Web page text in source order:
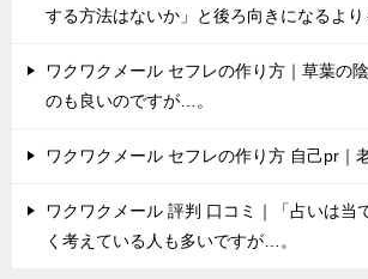
する方法はないか」と後ろ向きになるより
ワクワクメール セフレの作り方｜草葉の
のも良いのですが…。
ワクワクメール セフレの作り方 自己pr｜
ワクワクメール 評判 口コミ｜「占いは当
く考えている人も多いですが…。